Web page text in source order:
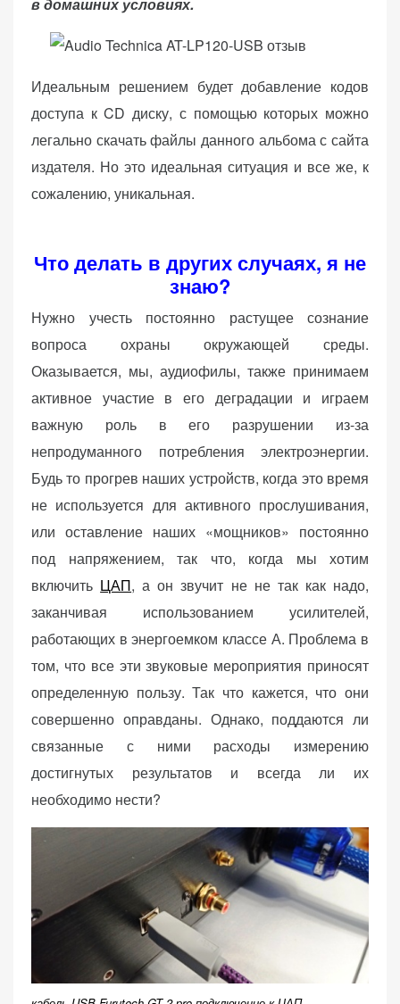
Идеальным решением будет добавление кодов
доступа к CD диску, с помощью которых можно
легально скачать файлы данного альбома с сайта
издателя. Но это идеальная ситуация и все же, к
сожалению, уникальная.
Что делать в других случаях, я не
знаю?
Нужно учесть постоянно растущее сознание
вопроса охраны окружающей среды.
Оказывается, мы, аудиофилы, также принимаем
активное участие в его деградации и играем
важную роль в его разрушении из-за
непродуманного потребления электроэнергии.
Будь то прогрев наших устройств, когда это время
не используется для активного прослушивания,
или оставление наших «мощников» постоянно
под напряжением, так что, когда мы хотим
включить ЦАП, а он звучит не не так как надо,
заканчивая использованием усилителей,
работающих в энергоемком классе А. Проблема в
том, что все эти звуковые мероприятия приносят
определенную пользу. Так что кажется, что они
совершенно оправданы. Однако, поддаются ли
связанные с ними расходы измерению
достигнутых результатов и всегда ли их
необходимо нести?